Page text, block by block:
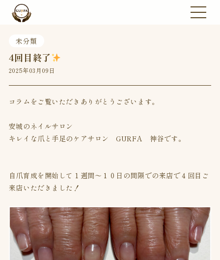
未分類
4回目終了
2025年03月09日
コラムをご覧いただきありがとうございます。
安城のネイルサロン
キレイな爪と手足のケアサロン GURFA 神谷です。
自爪育成を開始して１週間〜１０日の間隔での来店で４回目ご
来店いただきました！